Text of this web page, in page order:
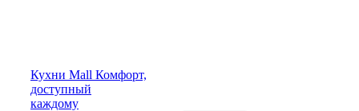
Кухни Mall Комфорт,
доступный
каждому